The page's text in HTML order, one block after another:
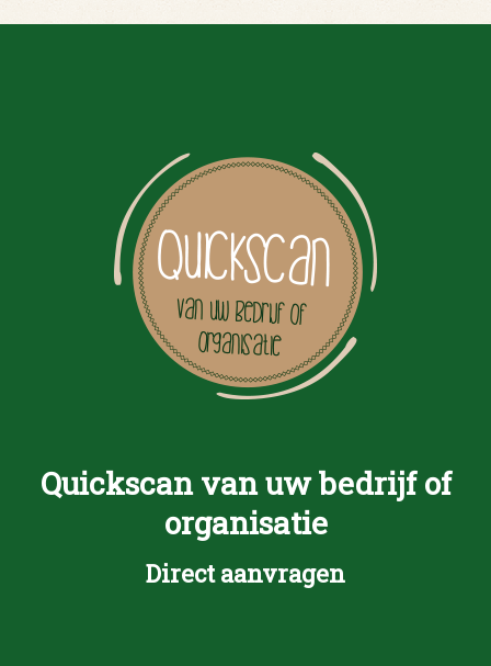
Quickscan van uw bedrijf of
organisatie
Direct aanvragen